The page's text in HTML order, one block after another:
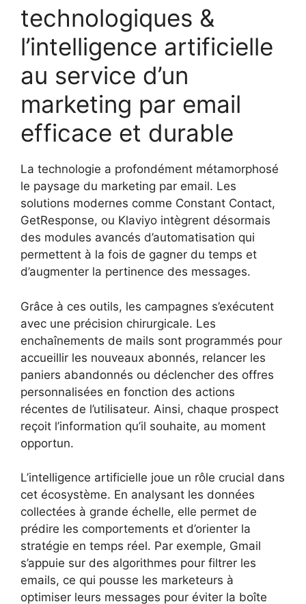
technologiques &
l’intelligence artificielle
au service d’un
marketing par email
efficace et durable
La technologie a profondément métamorphosé
le paysage du marketing par email. Les
solutions modernes comme Constant Contact,
GetResponse, ou Klaviyo intègrent désormais
des modules avancés d’automatisation qui
permettent à la fois de gagner du temps et
d’augmenter la pertinence des messages.
Grâce à ces outils, les campagnes s’exécutent
avec une précision chirurgicale. Les
enchaînements de mails sont programmés pour
accueillir les nouveaux abonnés, relancer les
paniers abandonnés ou déclencher des offres
personnalisées en fonction des actions
récentes de l’utilisateur. Ainsi, chaque prospect
reçoit l’information qu’il souhaite, au moment
opportun.
L’intelligence artificielle joue un rôle crucial dans
cet écosystème. En analysant les données
collectées à grande échelle, elle permet de
prédire les comportements et d’orienter la
stratégie en temps réel. Par exemple, Gmail
s’appuie sur des algorithmes pour filtrer les
emails, ce qui pousse les marketeurs à
optimiser leurs messages pour éviter la boîte